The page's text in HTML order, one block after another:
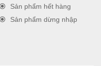
Sản phẩm hết hàng
Sản phẩm dừng nhập